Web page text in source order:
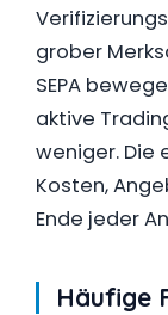
grober
SEPA
aktive
weniger. Die
Kosten,
Ende jeder
Häufige